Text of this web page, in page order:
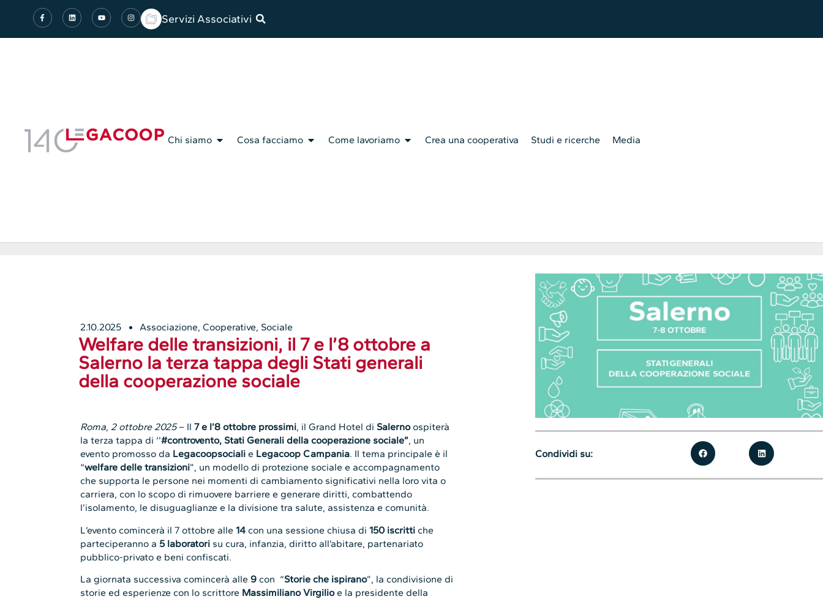
Servizi Associativi
Chi siamo Cosa facciamo Come lavoriamo Crea una cooperativa Studi e ricerche Media
2.10.2025 Associazione,Cooperative, Sociale
Welfare delle transizioni, il 7 e l’8 ottobre a
Salerno la terza tappa degli Stati generali
della cooperazione sociale
Roma, 2 ottobre 2025– Il7 e l’8 ottobre prossimi, il Grand Hotel di Salernoospiterà
la terza tappa di ‘’#controvento, Stati Generali della cooperazione sociale”, un
evento promosso da Legacoopsociali e Legacoop Campania. Il tema principale è il
“welfare delle transizioni”, un modello di protezione sociale e accompagnamento
che supporta le persone nei momenti di cambiamento significativi nella loro vita o
carriera, con lo scopo di rimuovere barriere e generare diritti, combattendo
l’isolamento, le disuguaglianze e la divisione tra salute, assistenza e comunità.
L’evento comincerà il 7 ottobre alle14 con una sessione chiusa di150 iscritti che
parteciperanno a 5 laboratori su cura, infanzia, diritto all’abitare, partenariato
pubblico-privato e beni confiscati.
La giornata successiva comincerà alle9 con “Storie che ispirano”, la condivisione di
storie ed esperienze con lo scrittore Massimiliano Virgilioe la presidente della
Condividi su: